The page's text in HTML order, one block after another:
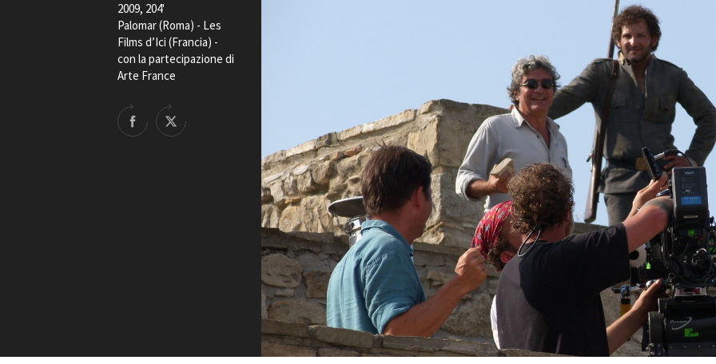
ABOUT
Storia della Fondazione
Bilancio sociale
Amministrazione trasparente
Bandi e gare
Sostenibilità ambientale
Servizi generali
Location scouting
Spazi nella sede FCTP
Sala Paolo Tenna
Strutture di servizio
Professionisti
Attrici-Attori
Beginners
LOCATION GUIDE
FILM DATABASE
BOOK DATABASE
NEWS
CASTING
EVENTI, SPECIALI
Days
Locarno
Mostra
Toronto
Festa
Torino
David di
Nastri
Premio
2009, 204'
Palomar (Roma) - Les
Films d’Ici (Francia) -
con la partecipazione di
Arte France